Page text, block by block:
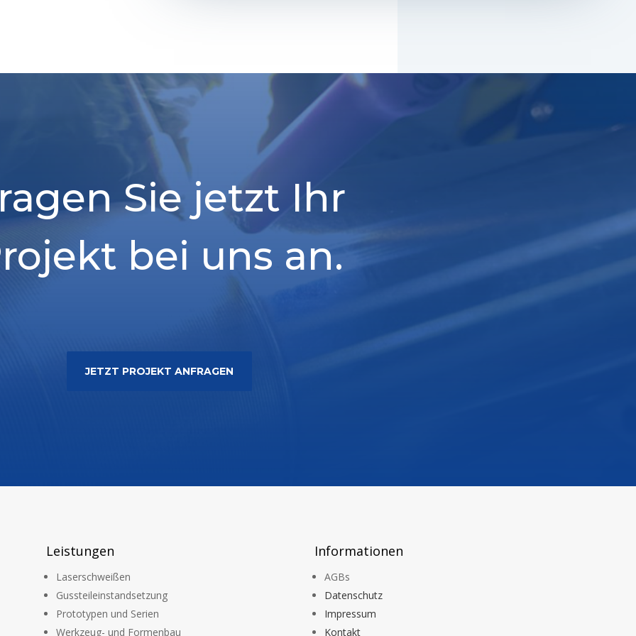
Sie jetzt Ihr
bei uns an.
JETZT PROJEKT ANFRAGEN
Leistungen
Laserschweißen
Gussteileinstandsetzung
Prototypen und Serien
Werkzeug- und Formenbau
Informationen
AGBs
Datenschutz
Impressum
Kontakt